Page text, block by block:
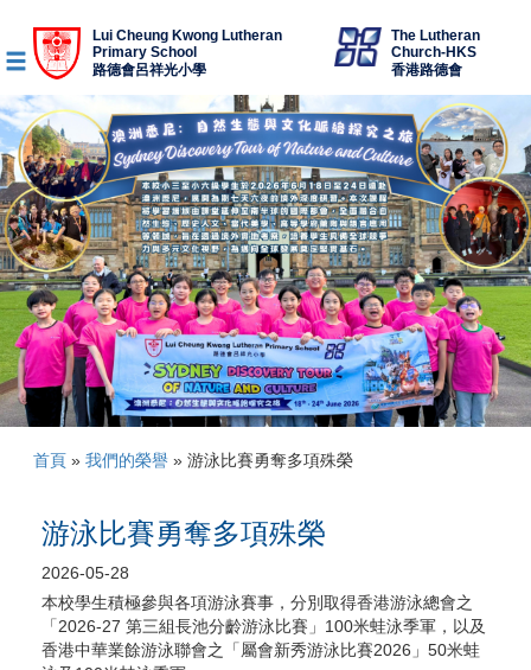
Lui Cheung Kwong Lutheran
Primary School
路德會呂祥光小學
The Lutheran
Church-HKS
香港路德會
首頁» 我們的榮譽» 游泳比賽勇奪多項殊榮
游泳比賽勇奪多項殊榮
2026-05-28
本校學生積極參與各項游泳賽事，分別取得香港游泳總會之
「2026-27 第三組長池分齡游泳比賽」100米蛙泳季軍，以及
香港中華業餘游泳聯會之「屬會新秀游泳比賽2026」50米蛙